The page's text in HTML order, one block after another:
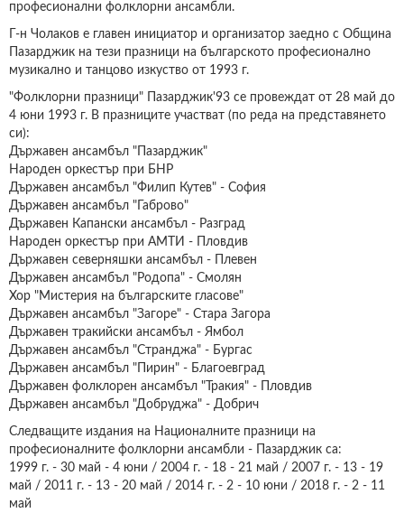
професионални фолклорни ансамбли.
Г-н Чолаков е главен инициатор и организатор заедно с Община
Пазарджик на тези празници на българското професионално
музикално и танцово изкуство от 1993 г.
"Фолклорни празници" Пазарджик'93 се провеждат от 28 май до
4 юни 1993 г. В празниците участват (по реда на представянето
си):
Държавен ансамбъл "Пазарджик"
Народен оркестър при БНР
Държавен ансамбъл "Филип Кутев" - София
Държавен ансамбъл "Габрово"
Държавен Капански ансамбъл - Разград
Народен оркестър при АМТИ - Пловдив
Държавен северняшки ансамбъл - Плевен
Държавен ансамбъл "Родопа" - Смолян
Хор "Мистерия на българските гласове"
Държавен ансамбъл "Загоре" - Стара Загора
Държавен тракийски ансамбъл - Ямбол
Държавен ансамбъл "Странджа" - Бургас
Държавен ансамбъл "Пирин" - Благоевград
Държавен фолклорен ансамбъл "Тракия" - Пловдив
Държавен ансамбъл "Добруджа" - Добрич
Следващите издания на Националните празници на
професионалните фолклорни ансамбли - Пазарджик са:
1999 г. - 30 май - 4 юни / 2004 г. - 18 - 21 май / 2007 г. - 13 - 19
май / 2011 г. - 13 - 20 май / 2014 г. - 2 - 10 юни / 2018 г. - 2 - 11
май